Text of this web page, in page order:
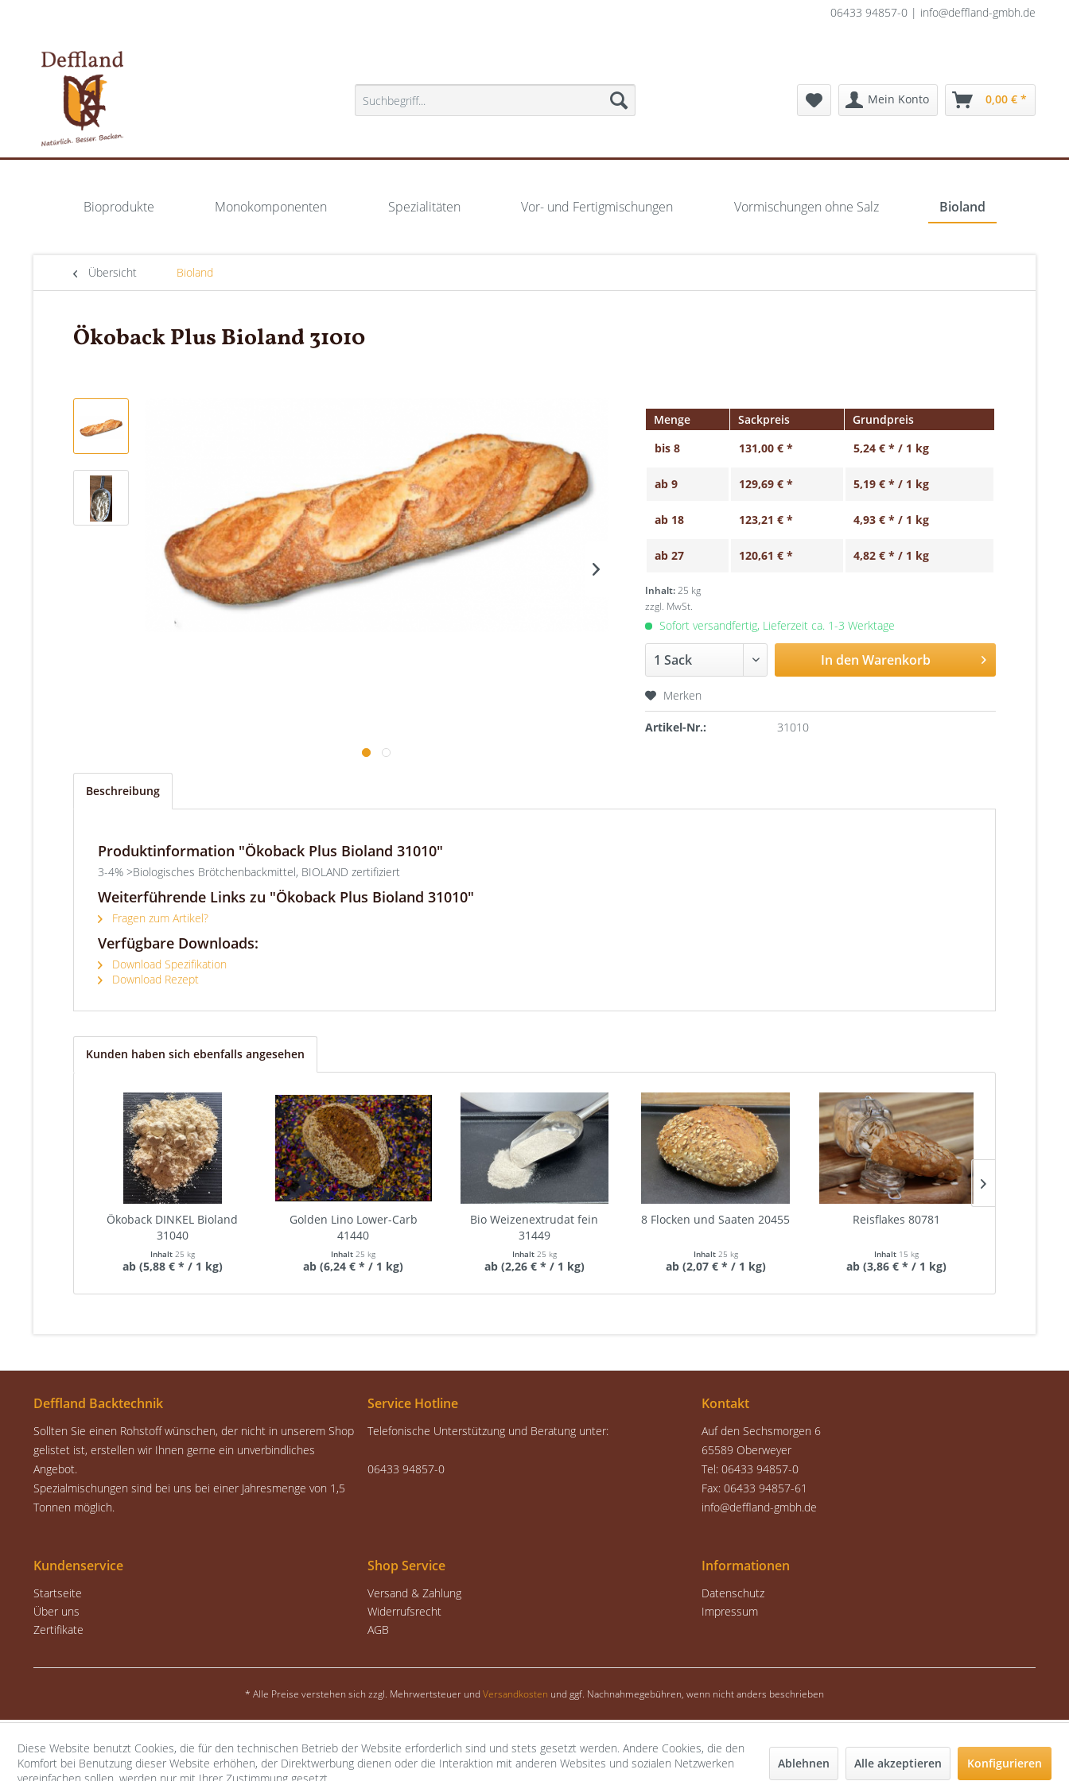
06433 94857-0 | info@deffland-gmbh.de
Mein Konto 0,00 € *
Bioprodukte Monokomponenten Spezialitäten Vor- und Fertigmischungen Vormischungen ohne Salz Bioland
Übersicht Bioland
Ökoback Plus Bioland 31010
Menge Sackpreis
Grundpreis
bis8 131,00 € * 5,24 € * / 1 kg
ab9 129,69 € * 5,19 € * / 1 kg
ab 18 123,21 € * 4,93 € * / 1 kg
ab27 120,61 € * 4,82 € * / 1 kg
Inhalt:25 kg
zzgl. MwSt.
Sofort versandfertig, Lieferzeit ca. 1-3 Werktage
In den Warenkorb
Merken
Artikel-Nr.: 31010
Beschreibung
Produktinformation "Ökoback Plus Bioland 31010"
3-4% >Biologisches Brötchenbackmittel, BIOLAND zertifiziert
Weiterführende Links zu "Ökoback Plus Bioland 31010"
Fragen zum Artikel?
Verfügbare Downloads:
Download Spezifikation
Download Rezept
Kunden haben sich ebenfalls angesehen
Ökoback DINKEL Bioland
31040
Inhalt 25 kg
ab (5,88 € * / 1 kg)
Golden Lino Lower-Carb
41440
Inhalt25 kg
ab (6,24 € * / 1 kg)
Bio Weizenextrudat fein
31449
Inhalt 25 kg
ab (2,26 € * / 1 kg)
8 Flocken und Saaten 20455
Inhalt 25 kg
ab (2,07 € * / 1 kg)
Reisflakes 80781
Inhalt 15 kg
ab (3,86 € * / 1 kg)
Deffland Backtechnik
Sollten Sie einen Rohstoff wünschen, der nicht in unserem Shop
gelistet ist, erstellen wir Ihnen gerne ein unverbindliches
Angebot.
Spezialmischungen sind bei uns bei einer Jahresmenge von 1,5
Tonnen möglich.
Service Hotline
Telefonische Unterstützung und Beratung unter:
06433 94857-0
Kontakt
Auf den Sechsmorgen 6
65589 Oberweyer
Tel: 06433 94857-0
Fax: 06433 94857-61
info@deffland-gmbh.de
Kundenservice
Startseite
Über uns
Zertifikate
Shop Service
Versand & Zahlung
Widerrufsrecht
AGB
Informationen
Datenschutz
Impressum
* Alle Preise verstehen sich zzgl. Mehrwertsteuer und Versandkosten und ggf. Nachnahmegebühren, wenn nicht anders beschrieben
Diese Website benutzt Cookies, die für den technischen Betrieb der Website erforderlich sind und stets gesetzt werden. Andere Cookies, die den
Komfort bei Benutzung dieser Website erhöhen, der Direktwerbung dienen oder die Interaktion mit anderen Websites und sozialen Netzwerken
Ablehnen Alle akzeptieren Konfigurieren